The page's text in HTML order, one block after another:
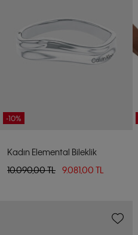
-10%
Kadın Elemental Bileklik
10.090,00 TL
9.081,00 TL